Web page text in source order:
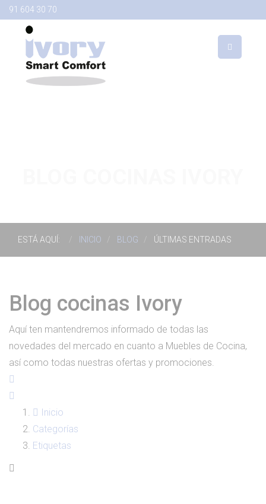
91 604 30 70
ESTÁ AQUÍ: INICIO BLOG ÚLTIMAS ENTRADAS
Blog cocinas Ivory
Aquí ten mantendremos informado de todas las
novedades del mercado en cuanto a Muebles de Cocina,
así como todas nuestras ofertas y promociones.
Inicio
Categorías
Etiquetas